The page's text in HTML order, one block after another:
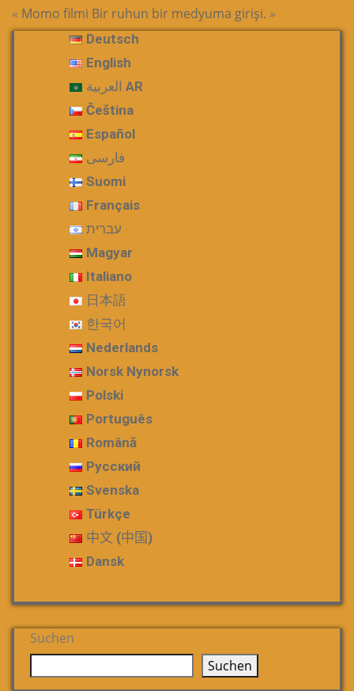
« Momo filmi Bir ruhun bir medyuma girişi. »
Deutsch
English
العربية AR
Čeština
Español
فارسی
Suomi
Français
עברית
Magyar
Italiano
日本語
한국어
Nederlands
Norsk Nynorsk
Polski
Português
Română
Русский
Svenska
Türkçe
中文 (中国)
Dansk
Suchen
Suchen